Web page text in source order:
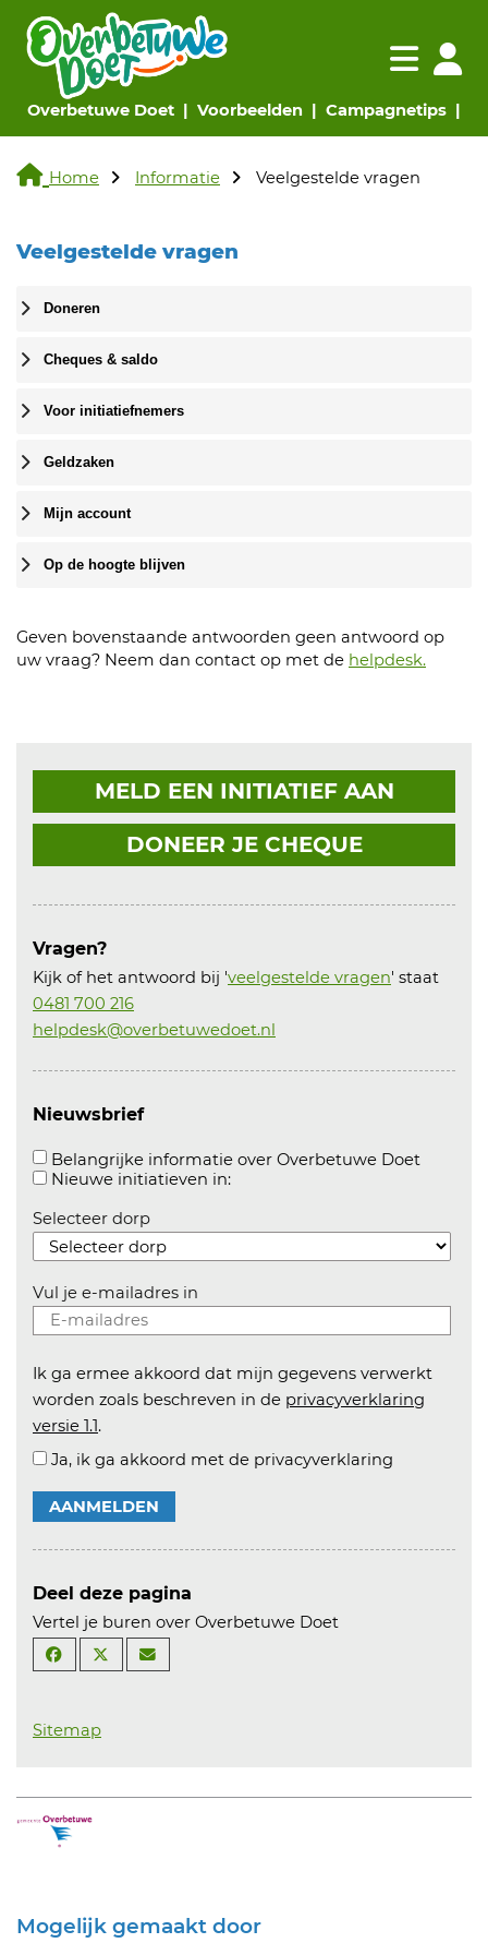
Overbetuwe Doet(huidige pagina)
Voorbeelden(huidige pagina)
Campagnetips
Navigatie
Home Informatie Veelgestelde vragen
Veelgestelde vragen
Doneren
Cheques & saldo
Voor initiatiefnemers
Geldzaken
Mijn account
Op de hoogte blijven
Geven bovenstaande antwoorden geen antwoord op
uw vraag? Neem dan contact op met de helpdesk.
MELD EEN INITIATIEF AAN
DONEER JE CHEQUE
Vragen?
Kijk of het antwoord bij 'veelgestelde vragen' staat
0481 700 216
helpdesk@overbetuwedoet.nl
Nieuwsbrief
Belangrijke informatie over Overbetuwe Doet
Nieuwe initiatieven in:Aanvinken om informatie over
Selecteer dorp
Vul je e-mailadres in
Ik ga ermee akkoord dat mijn gegevens verwerkt
worden zoals beschreven in de privacyverklaring
versie 1.1.
Ja, ik ga akkoord met de privacyverklaring
AANMELDEN
Deel deze pagina
Vertel je buren over Overbetuwe Doet
Sitemap
Mogelijk gemaakt door